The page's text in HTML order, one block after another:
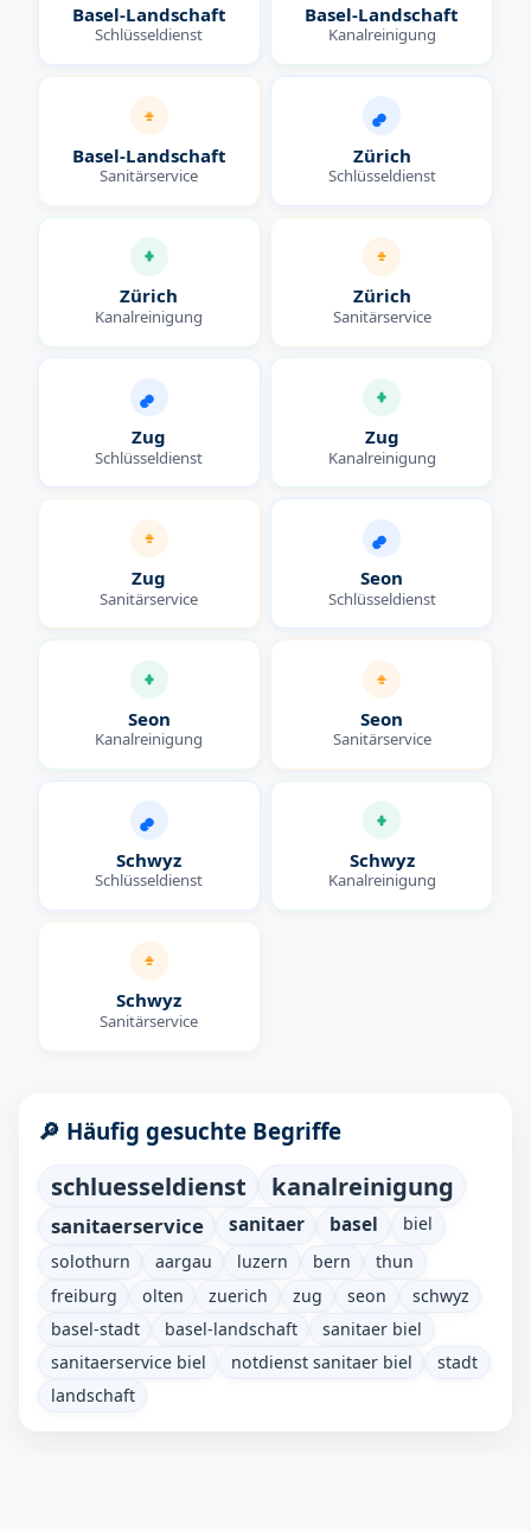
Basel-Landschaft
Schlüsseldienst
Basel-Landschaft
Kanalreinigung
Basel-Landschaft
Sanitärservice
Zürich
Schlüsseldienst
Zürich
Kanalreinigung
Zürich
Sanitärservice
Zug
Schlüsseldienst
Zug
Kanalreinigung
Zug
Sanitärservice
Seon
Schlüsseldienst
Seon
Kanalreinigung
Seon
Sanitärservice
Schwyz
Schlüsseldienst
Schwyz
Kanalreinigung
Schwyz
Sanitärservice
🔎 Häufig gesuchte Begriffe
schluesseldienst kanalreinigung
sanitaerservice sanitaer basel
biel
solothurn
aargau luzern bern
thun
freiburg
olten zuerich zug seon
schwyz
basel-stadt
basel-landschaft
sanitaer biel
sanitaerservice biel
notdienst sanitaer biel
stadt
landschaft